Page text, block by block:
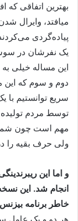
بهترین اتفاقی که
میافتد، وایرال
پیاده‌گردی
یک نفرشان در
این مساله خیلی
دوم و سوم که این
سریع توانستیم با
توسط مردم تولیده
مهم است چون شما
ولی حرف بقیه را
و اما این
انجام شد. این
خاطر برنامه